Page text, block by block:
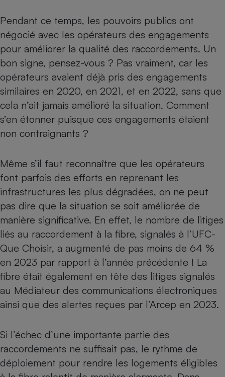
Pendant ce temps, les pouvoirs publics ont
négocié avec les opérateurs des engagements
pour améliorer la qualité des raccordements. Un
bon signe, pensez-vous ? Pas vraiment, car les
opérateurs avaient déjà pris des engagements
similaires en 2020, en 2021, et en 2022, sans que
cela n’ait jamais amélioré la situation. Comment
s’en étonner puisque ces engagements étaient
non contraignants ?
Même s’il faut reconnaître que les opérateurs
font parfois des efforts en reprenant les
infrastructures les plus dégradées, on ne peut
pas dire que la situation se soit améliorée de
manière significative. En effet, le nombre de litiges
liés au raccordement à la fibre, signalés à l’UFC-
Que Choisir, a augmenté de pas moins de 64 %
en 2023 par rapport à l’année précédente ! La
fibre était également en tête des litiges signalés
au Médiateur des communications électroniques
ainsi que des alertes reçues par l’Arcep en 2023.
Si l’échec d’une importante partie des
raccordements ne suffisait pas, le rythme de
déploiement pour rendre les logements éligibles
Robot ménager